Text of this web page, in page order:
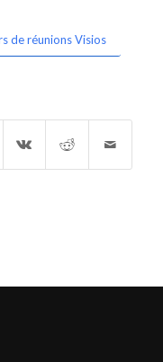
de réunions Visios